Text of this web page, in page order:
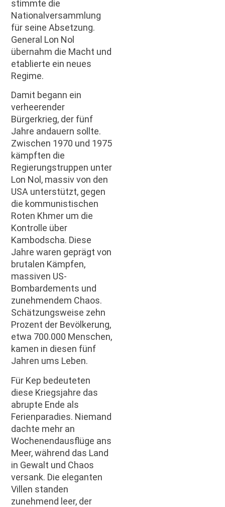
stimmte die
Nationalversammlung
für seine Absetzung.
General Lon Nol
übernahm die Macht und
etablierte ein neues
Regime.
Damit begann ein
verheerender
Bürgerkrieg, der fünf
Jahre andauern sollte.
Zwischen 1970 und 1975
kämpften die
Regierungstruppen unter
Lon Nol, massiv von den
USA unterstützt, gegen
die kommunistischen
Roten Khmer um die
Kontrolle über
Kambodscha. Diese
Jahre waren geprägt von
brutalen Kämpfen,
massiven US-
Bombardements und
zunehmendem Chaos.
Schätzungsweise zehn
Prozent der Bevölkerung,
etwa 700.000 Menschen,
kamen in diesen fünf
Jahren ums Leben.
Für Kep bedeuteten
diese Kriegsjahre das
abrupte Ende als
Ferienparadies. Niemand
dachte mehr an
Wochenendausflüge ans
Meer, während das Land
in Gewalt und Chaos
versank. Die eleganten
Villen standen
zunehmend leer, der